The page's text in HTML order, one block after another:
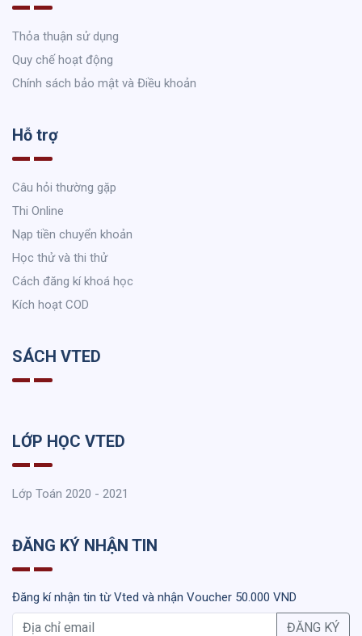
Thỏa thuận sử dụng
Quy chế hoạt động
Chính sách bảo mật và Điều khoản
Hỗ trợ
Câu hỏi thường gặp
Thi Online
Nạp tiền chuyển khoản
Học thử và thi thử
Cách đăng kí khoá học
Kích hoạt COD
SÁCH VTED
LỚP HỌC VTED
Lớp Toán 2020 - 2021
ĐĂNG KÝ NHẬN TIN
Đăng kí nhận tin từ Vted và nhận Voucher 50.000 VND
ĐĂNG KÝ